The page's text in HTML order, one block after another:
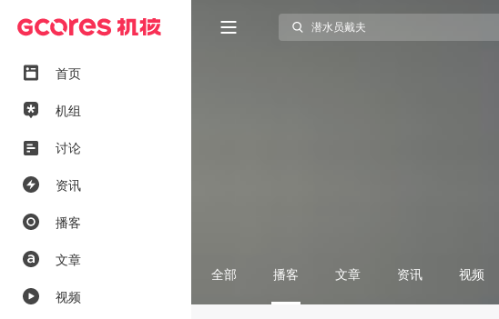
首页
机组
讨论
资讯
播客
文章
视频
全部 播客 文章 资讯 视频